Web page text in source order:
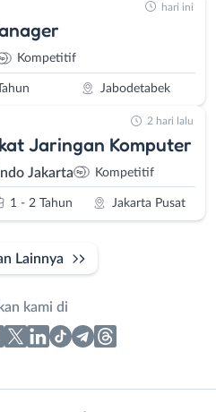
Kompetitif
Jabodetabek
hari ini
Jaringan Komputer
Jakarta Kompetitif
1 - 2 Tahun Jakarta Pusat
2 hari lalu
Lainnya
kami di